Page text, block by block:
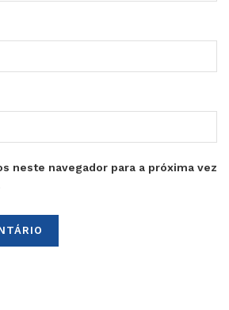
neste navegador para a próxima vez